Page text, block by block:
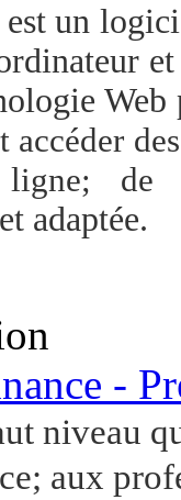
un
ligne;
adaptée.
-
niveau
aux